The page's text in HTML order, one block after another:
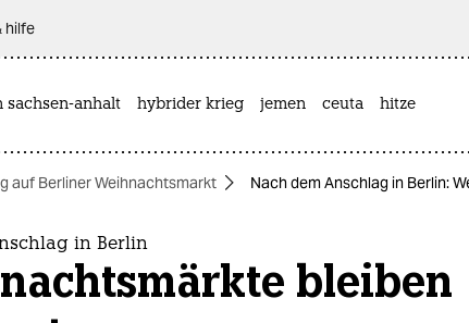
hilfe
sachsen-anhalt hybrider krieg jemen ceuta hitze
auf Berliner Weihnachtsmarkt Nach dem Anschlag in Berlin:
in Berlin
bleiben